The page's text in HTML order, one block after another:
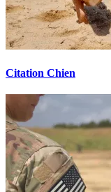
Citation Chien